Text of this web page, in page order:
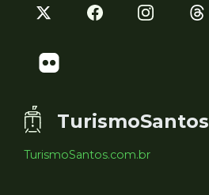
TurismoSantos
TurismoSantos.com.br